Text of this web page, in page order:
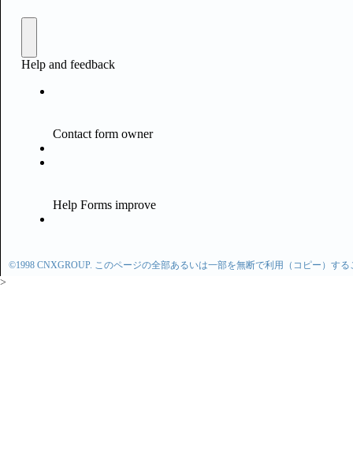
©1998 CNXGROUP. このページの全部あるいは一部を無断で利用（コピー）す
>